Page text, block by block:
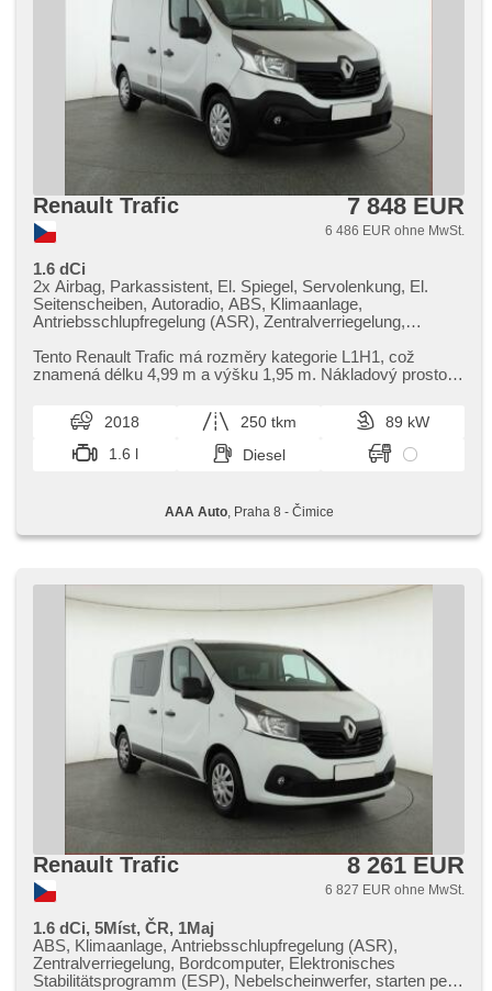
Renault Trafic 7 848 EUR
6 486 EUR ohne MwSt.
1.6 dCi
2x Airbag, Parkassistent, El. Spiegel, Servolenkung, El.
Seitenscheiben, Autoradio, ABS, Klimaanlage,
Antriebsschlupfregelung (ASR), Zentralverriegelung,
Nebelscheinwerfer, starten per Taste, USB, Handgetriebe
Tento Renault Trafic má rozměry kategorie L1H1,​ což
znamená délku 4,​99 m a výšku 1,​95 m. Nákladový prostor
2018 250 tkm
89 kW
1.6 l
Diesel
AAA Auto, Praha 8 - Čimice
Renault Trafic 8 261 EUR
6 827 EUR ohne MwSt.
1.6 dCi, 5Míst, ČR, 1Maj
ABS, Klimaanlage, Antriebsschlupfregelung (ASR),
Zentralverriegelung, Bordcomputer, Elektronisches
Stabilitätsprogramm (ESP), Nebelscheinwerfer, starten per